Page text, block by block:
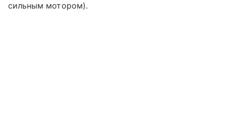
сильным мотором).